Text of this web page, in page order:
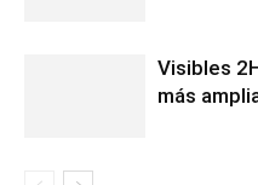
Visibles
más